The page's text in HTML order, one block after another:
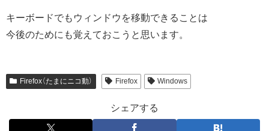
キーボードでもウィンドウを移動できることは
今後のためにも覚えておこうと思います。
Firefox（たまにニコ動） Firefox Windows
シェアする